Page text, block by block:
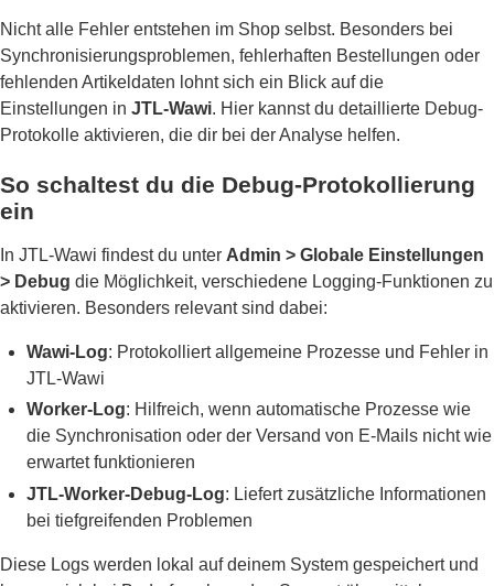
Nicht alle Fehler entstehen im Shop selbst. Besonders bei
Synchronisierungsproblemen, fehlerhaften Bestellungen oder
fehlenden Artikeldaten lohnt sich ein Blick auf die
Einstellungen in JTL-Wawi. Hier kannst du detaillierte Debug-
Protokolle aktivieren, die dir bei der Analyse helfen.
So schaltest du die Debug-Protokollierung
ein
In JTL-Wawi findest du unter Admin > Globale Einstellungen
> Debug die Möglichkeit, verschiedene Logging-Funktionen zu
aktivieren. Besonders relevant sind dabei:
Wawi-Log: Protokolliert allgemeine Prozesse und Fehler in
JTL-Wawi
Worker-Log: Hilfreich, wenn automatische Prozesse wie
die Synchronisation oder der Versand von E-Mails nicht wie
erwartet funktionieren
JTL-Worker-Debug-Log: Liefert zusätzliche Informationen
bei tiefgreifenden Problemen
Diese Logs werden lokal auf deinem System gespeichert und